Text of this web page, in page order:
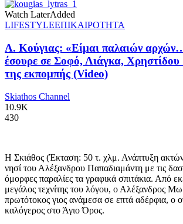
Watch LaterAdded
LIFESTYLEΕΠΙΚΑΙΡΟΤΗΤΑ
Α. Κούγιας: «Είμαι παλαιών
έσουρε σε Σοφό, Λιάγκα, Χρηστίδου
της εκπομπής (Video)
Skiathos Channel
10.9K
430
Η Σκιάθος (Έκταση: 50 τ. χλμ. Ανάπτυξη
νησί του Αλέξανδρου Παπαδιαμάντη με τις
όμορφες παραλίες τα γραφικά σπιτάκια. Από
μεγάλος τεχνίτης του λόγου, ο Αλέξανδρος
πρωτότοκος γιος ανάμεσα σε επτά αδέρφια, ο
καλόγερος στο Άγιο Όρος.